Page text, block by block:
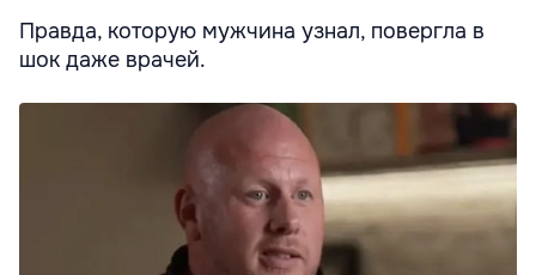
Правда, которую мужчина узнал, повергла в
шок даже врачей.